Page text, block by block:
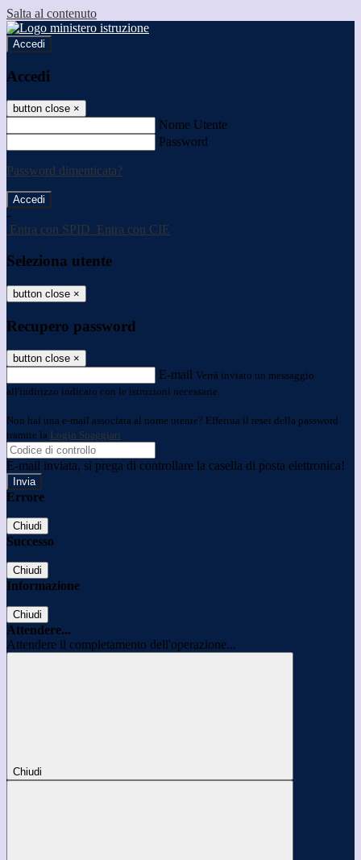
Salta al contenuto
Accedi
Accedi
button close ×
Nome Utente
Password
Password dimenticata?
-
Entra con SPID Entra con CIE
Seleziona utente
button close ×
Recupero password
button close ×
E-mail Verrà inviato un messaggio
all'indirizzo indicato con le istruzioni necessarie.
Non hai una e-mail associata al nome utente? Effettua il reset della password
tramite la Login Spaggiari
E-mail inviata, si prega di controllare la casella di posta elettronica!
Errore
Chiudi
Successo
Chiudi
Informazione
Chiudi
Attendere...
Attendere il completamento dell'operazione...
Chiudi